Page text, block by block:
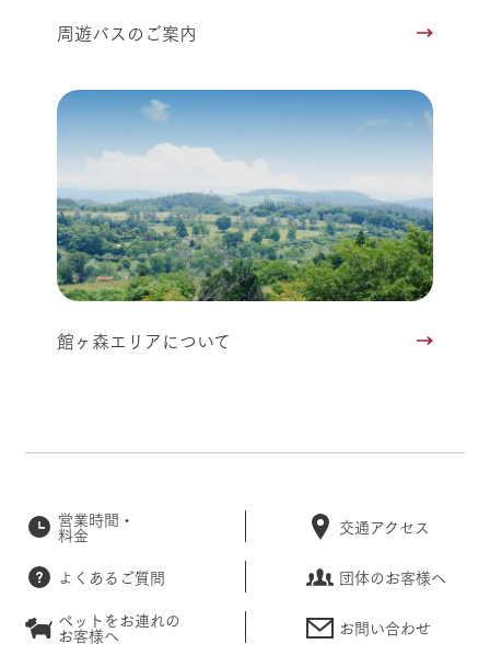
周遊バスのご案内
館ヶ森エリアについて
営業時間・
料金 交通アクセス
よくあるご質問
団体のお客様へ
ペットをお連れの
お客様へ お問い合わせ